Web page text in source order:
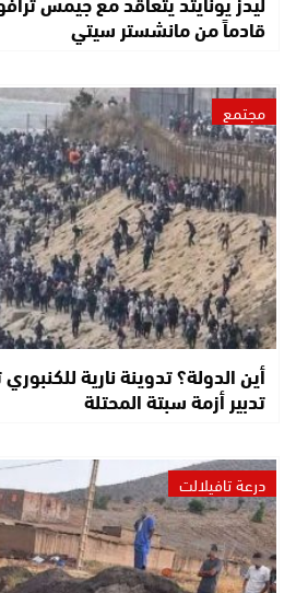
قادماً من مانشستر سيتي
مجتمع
أين الدولة؟ تدوينة نارية
تدبير أزمة سبتة المحتلة
درعة تافيلالت